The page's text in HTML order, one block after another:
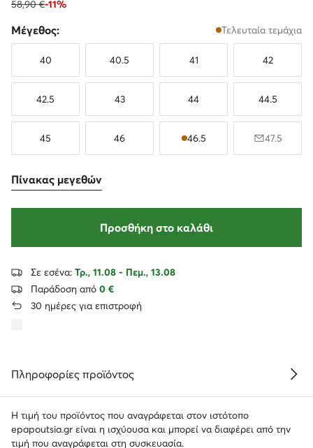
58,90 €-11%
Μέγεθος: Τελευταία τεμάχια
40 40.5 41 42
42.5 43 44 44.5
45 46 46.5 47.5
Πίνακας μεγεθών
Προσθήκη στο καλάθι
Σε εσένα: Τρ., 11.08 - Πεμ., 13.08
Παράδοση από 0 €
30 ημέρες για επιστροφή
Πληροφορίες προϊόντος
Η τιμή του προϊόντος που αναγράφεται στον ιστότοπο
epapoutsia.gr είναι η ισχύουσα και μπορεί να διαφέρει από την
τιμή που αναγράφεται στη συσκευασία.